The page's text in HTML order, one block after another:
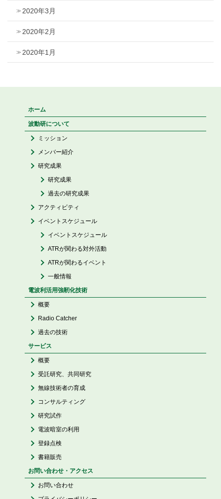
2020年3月
2020年2月
2020年1月
ホーム
波動研について
ミッション
メンバー紹介
研究成果
研究成果
過去の研究成果
アクティビティ
イベントスケジュール
イベントスケジュール
ATRが関わる対外活動
ATRが関わるイベント
一般情報
電波利活用強靭化技術
概要
Radio Catcher
過去の技術
サービス
概要
受託研究、共同研究
無線技術者の育成
コンサルティング
研究試作
電波暗室の利用
登録点検
書籍販売
お問い合わせ・アクセス
お問い合わせ